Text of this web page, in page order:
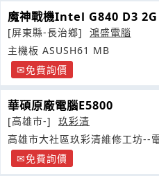
魔神戰機Intel G840 D3 2G
[屏東縣-長治鄉]
鴻盛電腦
主機板 ASUSH61 MB
免費詢價
華碩原廠電腦E5800
[高雄市-]
玖彩清
高雄市大社區玖彩清維修工坊--
免費詢價